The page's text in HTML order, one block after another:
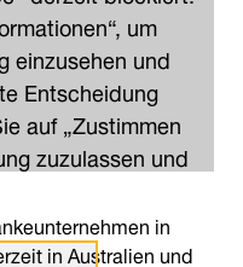
um
einzusehen und
Entscheidung
auf „Zustimmen
zuzulassen und
in
in Australien und